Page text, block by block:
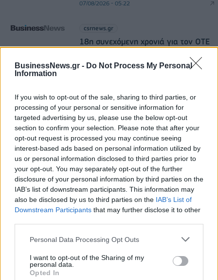
BusinessNews.gr - Do Not Process My Personal
Information
If you wish to opt-out of the sale, sharing to third parties, or
processing of your personal or sensitive information for
targeted advertising by us, please use the below opt-out
section to confirm your selection. Please note that after your
opt-out request is processed you may continue seeing
interest-based ads based on personal information utilized by
us or personal information disclosed to third parties prior to
your opt-out. You may separately opt-out of the further
disclosure of your personal information by third parties on the
IAB’s list of downstream participants. This information may
also be disclosed by us to third parties on the IAB’s List of
Downstream Participants that may further disclose it to other
Personal Data Processing Opt Outs
I want to opt-out of the Sharing of my
personal data.
Opted In
07/08/2026 - 05:22
csrnews.gr
18η συνεχόμενη χρονιά για τον ΟΤΕ
FTSE4Good
fleetnews.gr
Σε κινεζική… πολιορκία η ευρωπαϊκή
αυτοκινητοβιομηχανία
06/08/2026 - 05:00
esteticamagazine.gr
“Kokoon Loutraki Coast”
esteticamagazine.gr
Aveda I One for All Leave in Elixir